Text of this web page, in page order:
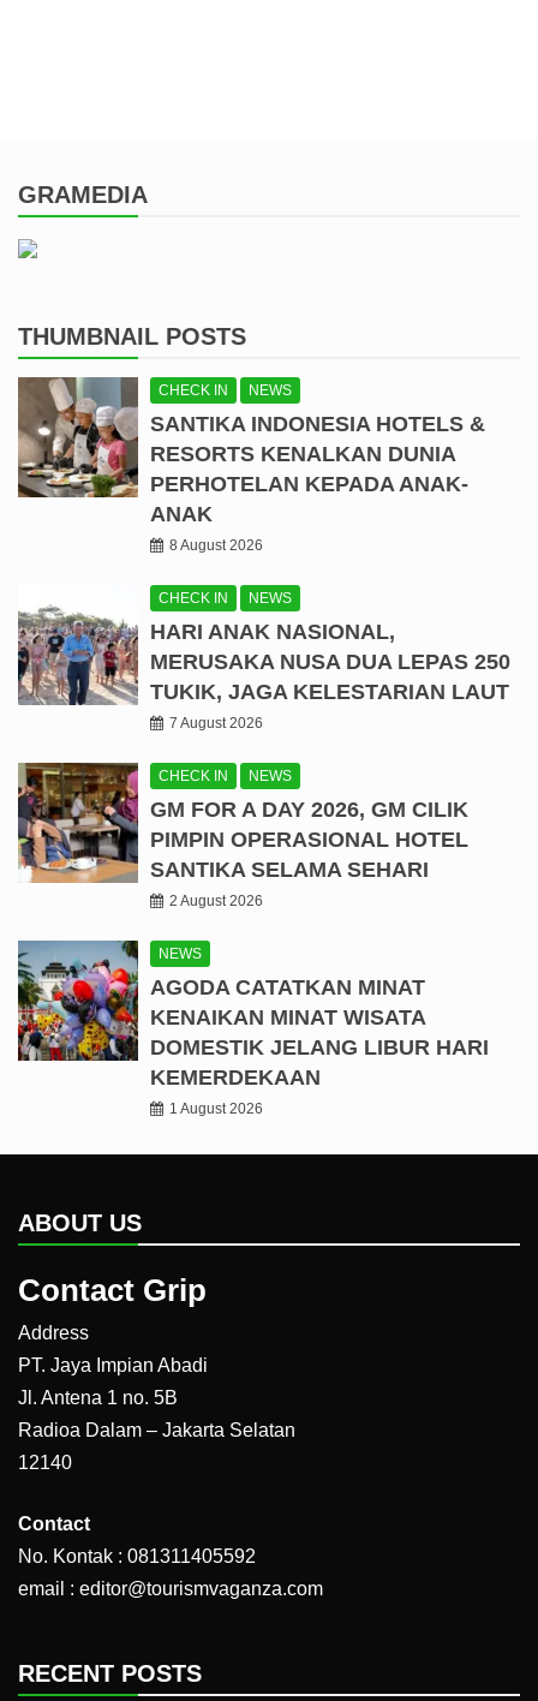
GRAMEDIA
THUMBNAIL POSTS
CHECK IN NEWS
SANTIKA INDONESIA HOTELS &
RESORTS KENALKAN DUNIA
PERHOTELAN KEPADA ANAK-
ANAK
8 August 2026
CHECK IN NEWS
HARI ANAK NASIONAL,
MERUSAKA NUSA DUA LEPAS 250
TUKIK, JAGA KELESTARIAN LAUT
7 August 2026
CHECK IN NEWS
GM FOR A DAY 2026, GM CILIK
PIMPIN OPERASIONAL HOTEL
SANTIKA SELAMA SEHARI
2 August 2026
NEWS
AGODA CATATKAN MINAT
KENAIKAN MINAT WISATA
DOMESTIK JELANG LIBUR HARI
KEMERDEKAAN
1 August 2026
ABOUT US
Contact Grip
Address
PT. Jaya Impian Abadi
Jl. Antena 1 no. 5B
Radioa Dalam – Jakarta Selatan
12140
Contact
No. Kontak : 081311405592
email : editor@tourismvaganza.com
RECENT POSTS